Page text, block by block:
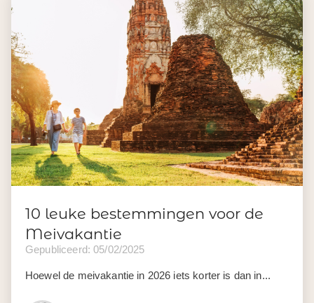
10 leuke bestemmingen voor de
Meivakantie
Gepubliceerd: 05/02/2025
Hoewel de meivakantie in 2026 iets korter is dan in...